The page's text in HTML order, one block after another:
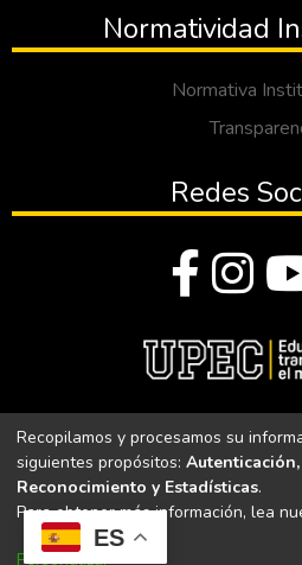
ES
Normatividad
Normativa
Redes
Universidad Politécnica
Universidad Politécnica Estatal
CACES Resolución N°.
Recopilamos y procesamos su
siguientes propósitos:
Reconocimiento y Estadísticas.
Para obtener más información, lea
Personalizar